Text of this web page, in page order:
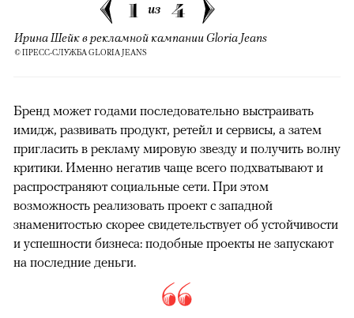
1 из 4
Ирина Шейк в рекламной кампании Gloria Jeans
© ПРЕСС-СЛУЖБА GLORIA JEANS
Бренд может годами последовательно выстраивать
имидж, развивать продукт, ретейл и сервисы, а затем
пригласить в рекламу мировую звезду и получить волну
критики. Именно негатив чаще всего подхватывают и
распространяют социальные сети. При этом
возможность реализовать проект с западной
знаменитостью скорее свидетельствует об устойчивости
и успешности бизнеса: подобные проекты не запускают
на последние деньги.